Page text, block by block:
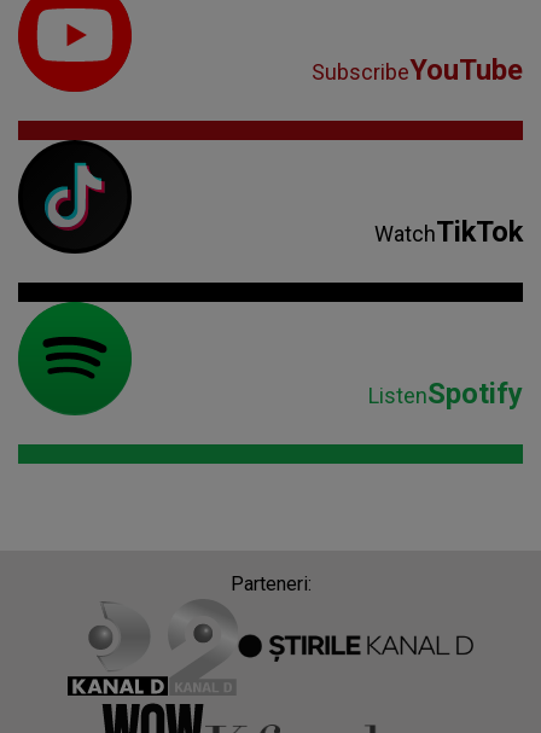
SubscribeYouTube
WatchTikTok
ListenSpotify
Parteneri: